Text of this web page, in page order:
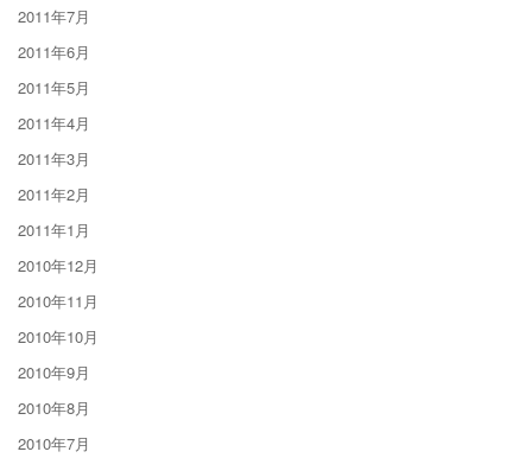
2011年7月
2011年6月
2011年5月
2011年4月
2011年3月
2011年2月
2011年1月
2010年12月
2010年11月
2010年10月
2010年9月
2010年8月
2010年7月